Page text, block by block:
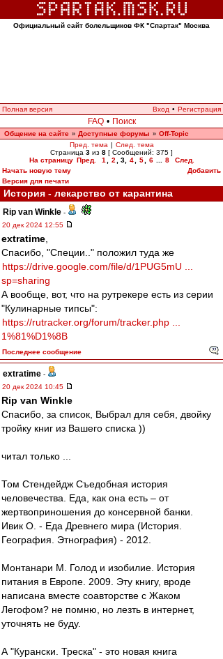
Официальный сайт болельщиков ФК "Спартак" Москва
Полная версия Вход • Регистрация
FAQ • Поиск
Общение на сайте » Доступные форумы » Off-Topic
Пред. тема | След. тема
Страница 3 из 8 [ Сообщений: 375 ]
На страницу Пред. 1 2 3, 4 5 6 8
След.
Начать новую тему
Добавить
Версия для печати
История - лекарство от карантина
Rip van Winkle -
20 дек 2024 12:55
extratime
Спасибо, "Специи.." положил туда же
https://drive.google.com/file/d/1PUG5mU ...
sp=sharing
А вообще, вот, что на рутрекере есть из серии
"Кулинарные типсы":
https://rutracker.org/forum/tracker.php ...
1%81%D1%8B
Последнее сообщение
extratime -
20 дек 2024 10:45
Rip van Winkle
Cпасибо, за список, Выбрал для себя, двойку
тройку книг из Вашего списка ))
читал только ...
Том Стендейдж Съедобная история
человечества. Еда, как она есть – от
жертвоприношения до консервной банки.
Ивик О. - Еда Древнего мира (История.
География. Этнография) - 2012.
Монтанари М. Голод и изобилие. История
питания в Европе. 2009. Эту книгу, вроде
написана вместе соавторстве с Жаком
Легофом? не помню, но лезть в интернет,
уточнять не буду.
А "Курански. Треска" - это новая книга